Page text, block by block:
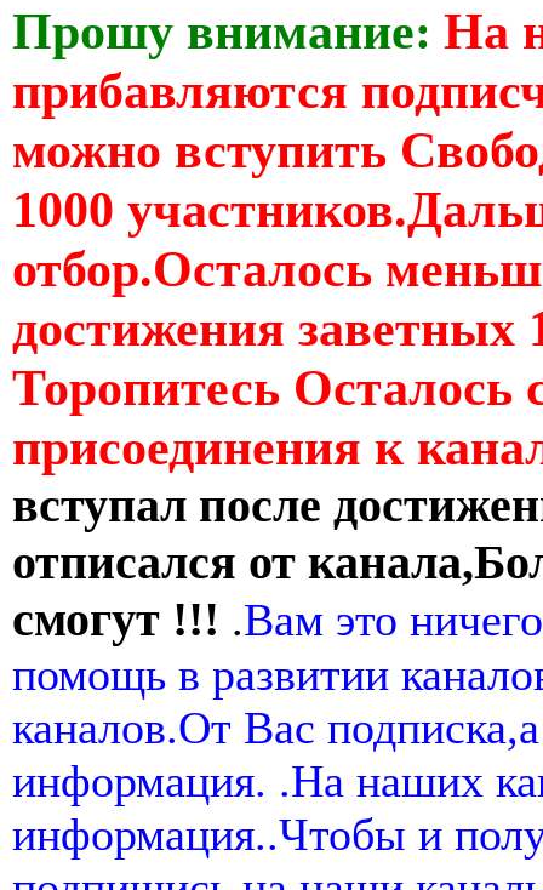
Прошу внимание: На
прибавляются
можно вступить
1000
отбор.Осталось
достижения заветных
Торопитесь Осталось
присоединения к
вступал после
отписался от
смогут !!! .Вам это
помощь в развитии
каналов.От Вас
информация. .На наших
информация..Чтобы и